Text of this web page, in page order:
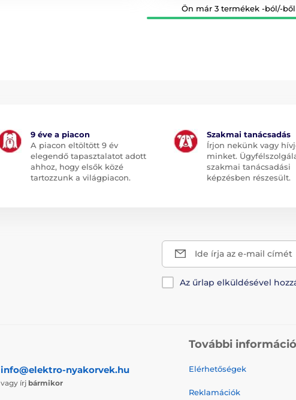
Ön már 3 termékek -ból/-ből
9 éve a piacon
A piacon eltöltött 9 év
elegendő tapasztalatot adott
ahhoz, hogy elsők közé
tartozzunk a világpiacon.
Szakmai tanácsadás
Írjon nekünk vagy
minket.
szakmai tanácsadási
képzésben részesült.
Ide írja az e-mail címét
Az űrlap elküldésével
info@elektro-nyakorvek.hu
vagy írj bármikor
További
Elérhetőségek
Reklamációk